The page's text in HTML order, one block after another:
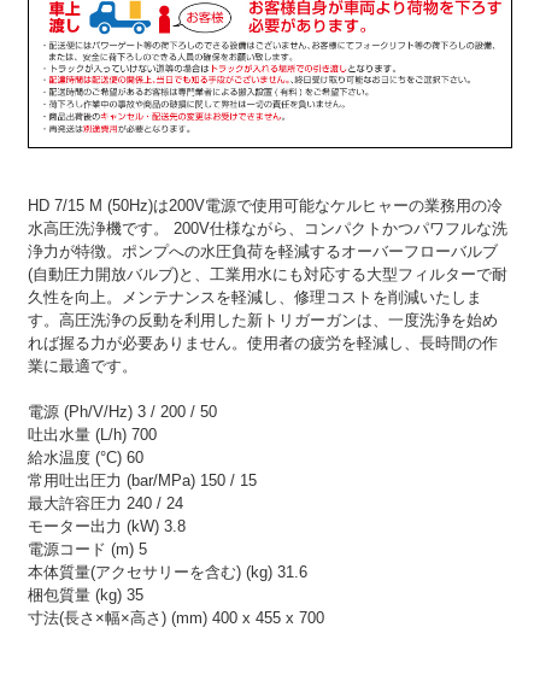
HD 7/15 M (50Hz)は200V電源で使用可能なケルヒャーの業務用の冷
水高圧洗浄機です。 200V仕様ながら、コンパクトかつパワフルな洗
浄力が特徴。ポンプへの水圧負荷を軽減するオーバーフローバルブ
(自動圧力開放バルブ)と、工業用水にも対応する大型フィルターで耐
久性を向上。メンテナンスを軽減し、修理コストを削減いたしま
す。高圧洗浄の反動を利用した新トリガーガンは、一度洗浄を始め
れば握る力が必要ありません。使用者の疲労を軽減し、長時間の作
業に最適です。
電源 (Ph/V/Hz) 3 / 200 / 50
吐出水量 (L/h) 700
給水温度 (°C) 60
常用吐出圧力 (bar/MPa) 150 / 15
最大許容圧力 240 / 24
モーター出力 (kW) 3.8
電源コード (m) 5
本体質量(アクセサリーを含む) (kg) 31.6
梱包質量 (kg) 35
寸法(長さ×幅×高さ) (mm) 400 x 455 x 700